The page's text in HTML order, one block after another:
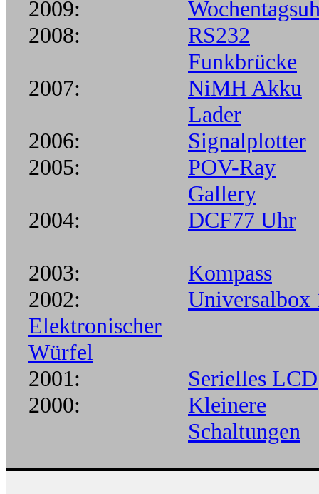
2009:
2008:
RS232
Funkbrücke
2007:
NiMH Akku
Lader
2006:
Signalplotter
2005:
POV-Ray
Gallery
2004:
DCF77 Uhr
2003:
Kompass
2002:
Universalbox
Elektronischer
Würfel
2001:
Serielles LCD
2000:
Kleinere
Schaltungen